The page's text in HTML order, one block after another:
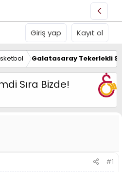
Giriş yap Kayıt ol
Galatasaray Tekerlekli
Sıra Bizde!
#1